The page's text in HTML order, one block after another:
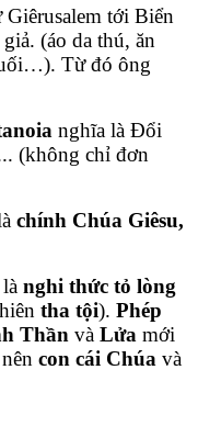
tới Biển
(áo da thú, ăn
Từ đó ông
nghĩa là Đổi
(không chỉ đơn
chính Chúa Giêsu,
nghi thức tỏ lòng
tha tội). Phép
Thần và Lửa mới
con cái Chúa và